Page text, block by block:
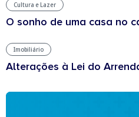
Cultura e Lazer
O sonho de uma casa no
Imobiliário
Alterações à Lei do